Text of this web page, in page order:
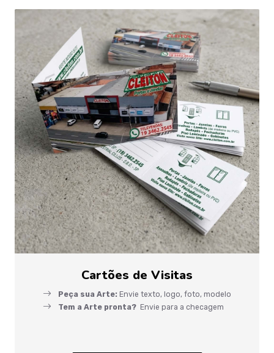
Cartões de Visitas
Peça sua Arte: Envie texto, logo, foto, modelo
Tem a Arte pronta? Envie para a checagem